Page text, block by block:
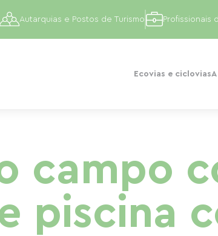
Ecovias e ciclovias
Autarquias e Postos de Turismo Profissionais
campo
piscina